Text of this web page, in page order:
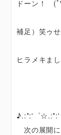
ドーン！ (ﾟ
補足）笑ゥ
ヒラメキまし
♪.:*:'゜☆.:*:'
次の展開に